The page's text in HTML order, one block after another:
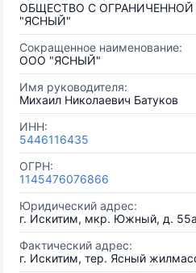
ОБЩЕСТВО С
"ЯСНЫЙ"
Сокращенное наименование:
ООО "ЯСНЫЙ"
Имя руководителя:
Михаил Николаевич Батуков
ИНН:
5446116435
ОГРН:
1145476076866
Юридический адрес:
г. Искитим, мкр. Южный, д. 55а
Фактический адрес:
г. Искитим, тер. Ясный